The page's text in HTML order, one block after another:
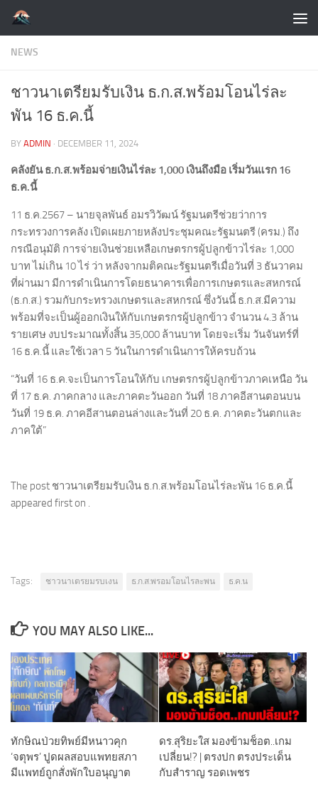
Skip to content
NEWS
ชาวนาเตรียมรับเงิน ธ.ก.ส.พร้อมโอนไร่ละ
พัน 16 ธ.ค.นี้
BY ADMIN · DECEMBER 11, 2024
คลังยัน ธ.ก.ส.พร้อมจ่ายเงินไร่ละ 1,000 เงินถึงมือ เริ่มวันแรก 16
ธ.ค.นี้
11 ธ.ค.2567 – นายจุลพันธ์ อมรวิวัฒน์ รัฐมนตรีช่วยว่าการ
กระทรวงการคลัง เปิดเผยภายหลังประชุมคณะรัฐมนตรี (ครม.) ถึง
กรณีอนุมัติ การจ่ายเงินช่วยเหลือเกษตรกรผู้ปลูกข้าวไร่ละ 1,000
บาท ไม่เกิน 10 ไร่ ว่า หลังจากมติคณะรัฐมนตรีเมื่อวันที่ 3 ธันวาคม
ที่ผ่านมา มีการดำเนินการโดยธนาคารเพื่อการเกษตรและสหกรณ์
(ธ.ก.ส.) รวมกับกระทรวงเกษตรและสหกรณ์ ซึ่งวันนี้ ธ.ก.ส.มีความ
พร้อมที่จะเป็นผู้ออกเงินให้กับเกษตรกรผู้ปลูกข้าว จำนวน 4.3 ล้าน
รายเศษ งบประมาณทั้งสิ้น 35,000 ล้านบาท โดยจะเริ่ม วันจันทร์ที่
16 ธ.ค.นี้ และใช้เวลา 5 วันในการดำเนินการให้ครบถ้วน
“วันที่ 16 ธ.ค.จะเป็นการโอนให้กับ เกษตรกรผู้ปลูกข้าวภาคเหนือ วัน
ที่ 17 ธ.ค. ภาคกลาง และภาคตะวันออก วันที่ 18 ภาคอีสานตอนบน
วันที่ 19 ธ.ค. ภาคอีสานตอนล่างและวันที่ 20 ธ.ค. ภาคตะวันตกและ
ภาคใต้”
The post ชาวนาเตรียมรับเงิน ธ.ก.ส.พร้อมโอนไร่ละพัน 16 ธ.ค.นี้
appeared first on .
Tags: ชาวนาเตรยมรบเงน ธ.ก.ส.พรอมโอนไรละพน ธ.ค.น
YOU MAY ALSO LIKE...
ทักษิณป่วยทิพย์มีหนาวคุก
‘จตุพร’ ปูดผลสอบแพทยสภา
มีแพทย์ถูกสั่งพักใบอนุญาต
ดร.สุริยะใส มองข้ามช็อต..เกม
เปลี่ยน!? | ตรงปก ตรงประเด็น
กับสำราญ รอดเพชร